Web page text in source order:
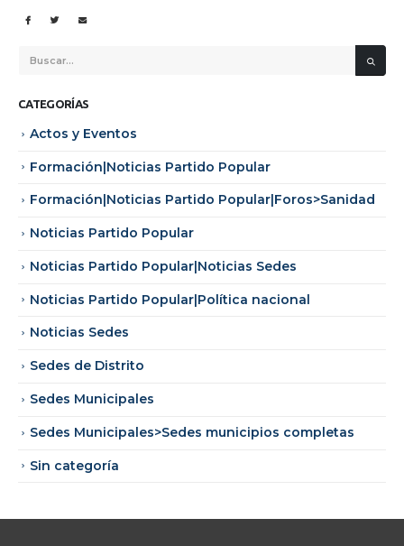
CATEGORÍAS
Actos y Eventos
Formación|Noticias Partido Popular
Formación|Noticias Partido Popular|Foros>Sanidad
Noticias Partido Popular
Noticias Partido Popular|Noticias Sedes
Noticias Partido Popular|Política nacional
Noticias Sedes
Sedes de Distrito
Sedes Municipales
Sedes Municipales>Sedes municipios completas
Sin categoría